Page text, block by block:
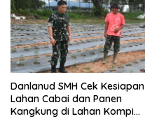
Danlanud SMH Cek Kesiapan
Lahan Cabai dan Panen
Kangkung di Lahan Kompi